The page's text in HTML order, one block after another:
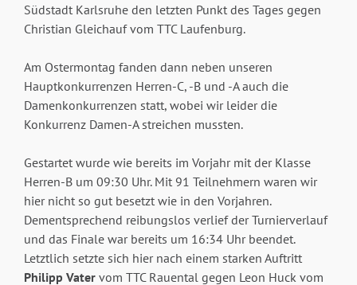
Südstadt Karlsruhe den letzten Punkt des Tages gegen
Christian Gleichauf vom TTC Laufenburg.
Am Ostermontag fanden dann neben unseren
Hauptkonkurrenzen Herren-C, -B und -A auch die
Damenkonkurrenzen statt, wobei wir leider die
Konkurrenz Damen-A streichen mussten.
Gestartet wurde wie bereits im Vorjahr mit der Klasse
Herren-B um 09:30 Uhr. Mit 91 Teilnehmern waren wir
hier nicht so gut besetzt wie in den Vorjahren.
Dementsprechend reibungslos verlief der Turnierverlauf
und das Finale war bereits um 16:34 Uhr beendet.
Letztlich setzte sich hier nach einem starken Auftritt
Philipp Vatervom TTC Rauental gegen Leon Huck vom